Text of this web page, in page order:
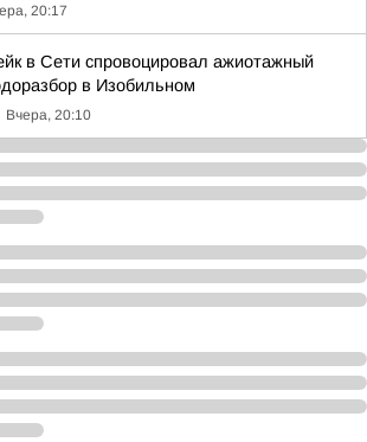
20:17
в Сети спровоцировал ажиотажный
в Изобильном
Вчера, 20:10